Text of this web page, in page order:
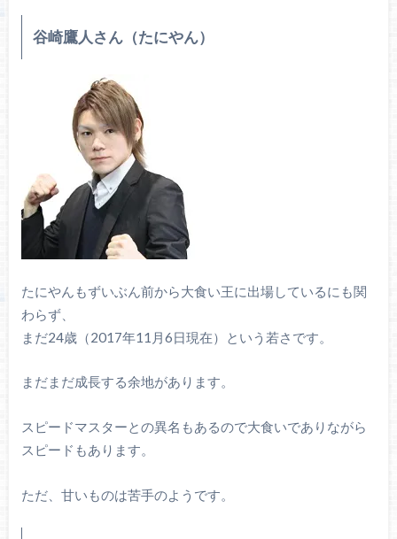
谷崎鷹人さん（たにやん）
たにやんもずいぶん前から大食い王に出場しているにも関
わらず、
まだ24歳（2017年11月6日現在）という若さです。
まだまだ成長する余地があります。
スピードマスターとの異名もあるので大食いでありながら
スピードもあります。
ただ、甘いものは苦手のようです。